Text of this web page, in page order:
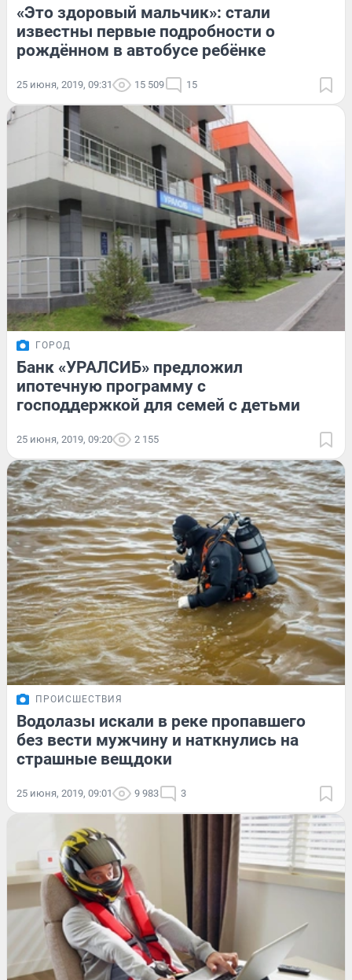
«Это здоровый мальчик»: стали
известны первые подробности о
рождённом в автобусе ребёнке
25 июня, 2019, 09:31 15 509 15
ГОРОД
Банк «УРАЛСИБ» предложил
ипотечную программу с
господдержкой для семей с детьми
25 июня, 2019, 09:20 2 155
ПРОИСШЕСТВИЯ
Водолазы искали в реке пропавшего
без вести мужчину и наткнулись на
страшные вещдоки
25 июня, 2019, 09:01 9 983 3